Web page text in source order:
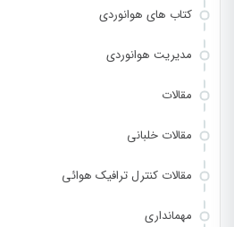
کتاب های هوانوردی
مدیریت هوانوردی
مقالات
مقالات خلبانی
مقالات کنترل ترافیک هوائی
مهمانداری